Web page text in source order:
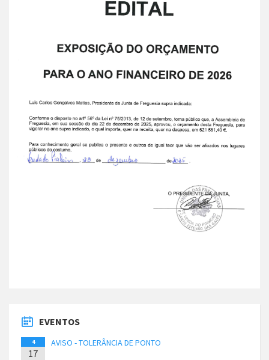
EVENTOS
4
17
AVISO - TOLERÂNCIA DE PONTO